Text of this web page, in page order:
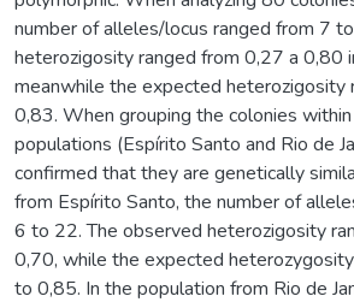
number of alleles/locus ranged from 7
heterozigosity ranged from 0,27 a 0,80
meanwhile the expected heterozigosity
0,83. When grouping the colonies
populations (Espírito Santo and Rio de
confirmed that they are genetically
from Espírito Santo, the number of
6 to 22. The observed heterozigosity
0,70, while the expected
to 0,85. In the population from Rio de